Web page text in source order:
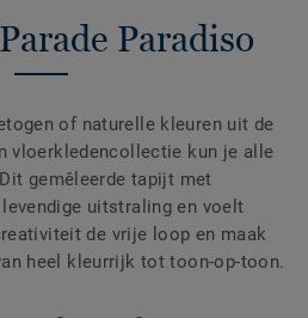
Paradiso
of naturelle kleuren uit de
vloerkledencollectie kun je alle
gemêleerde tapijt met
uitstraling en voelt
de vrije loop en maak
heel kleurrijk tot toon-op-toon.